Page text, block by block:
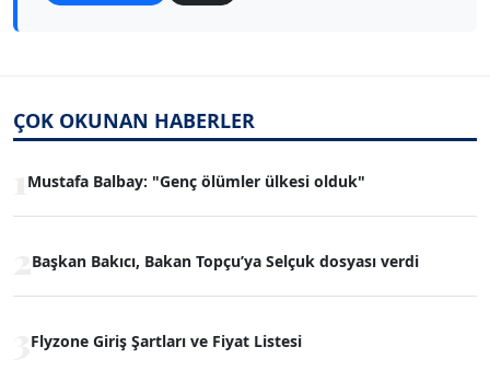
ÇOK OKUNAN HABERLER
Mustafa Balbay: "Genç ölümler ülkesi olduk"
Başkan Bakıcı, Bakan Topçu’ya Selçuk dosyası verdi
Flyzone Giriş Şartları ve Fiyat Listesi